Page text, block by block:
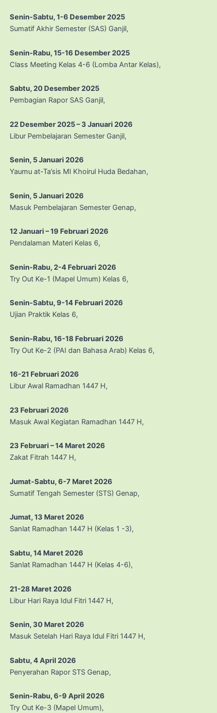
Senin-Sabtu, 1-6 Desember 2025
Sumatif Akhir Semester (SAS) Ganjil,
Senin-Rabu, 15-16 Desember 2025
Class Meeting Kelas 4-6 (Lomba Antar Kelas),
Sabtu, 20 Desember 2025
Pembagian Rapor SAS Ganjil,
22 Desember 2025 – 3 Januari 2026
Libur Pembelajaran Semester Ganjil,
Senin, 5 Januari 2026
Yaumu at-Ta’sis MI Khoirul Huda Bedahan,
Senin, 5 Januari 2026
Masuk Pembelajaran Semester Genap,
12 Januari – 19 Februari 2026
Pendalaman Materi Kelas 6,
Senin-Rabu, 2-4 Februari 2026
Try Out Ke-1 (Mapel Umum) Kelas 6,
Senin-Sabtu, 9-14 Februari 2026
Ujian Praktik Kelas 6,
Senin-Rabu, 16-18 Februari 2026
Try Out Ke-2 (PAI dan Bahasa Arab) Kelas 6,
16-21 Februari 2026
Libur Awal Ramadhan 1447 H,
23 Februari 2026
Masuk Awal Kegiatan Ramadhan 1447 H,
23 Februari – 14 Maret 2026
Zakat Fitrah 1447 H,
Jumat-Sabtu, 6-7 Maret 2026
Sumatif Tengah Semester (STS) Genap,
Jumat, 13 Maret 2026
Sanlat Ramadhan 1447 H (Kelas 1 -3),
Sabtu, 14 Maret 2026
Sanlat Ramadhan 1447 H (Kelas 4-6),
21-28 Maret 2026
Libur Hari Raya Idul Fitri 1447 H,
Senin, 30 Maret 2026
Masuk Setelah Hari Raya Idul Fitri 1447 H,
Sabtu, 4 April 2026
Penyerahan Rapor STS Genap,
Senin-Rabu, 6-9 April 2026
Try Out Ke-3 (Mapel Umum),